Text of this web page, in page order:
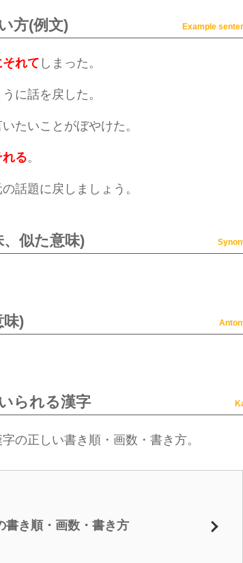
方(例文) Example
れて しまった。
に話を戻した。
たいことがぼやけた。
る。
話題に戻しましょう。
似た意味)
味)
られる漢字
の正しい書き順・画数・書き方。
書き順・画数・書き方